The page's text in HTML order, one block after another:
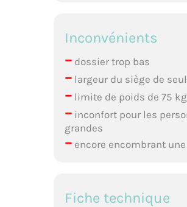
Inconvénients
–dossier trop bas
–largeur du siège de
–limite de poids de 75
–inconfort pour les
grandes
–encore encombrant
Fiche technique